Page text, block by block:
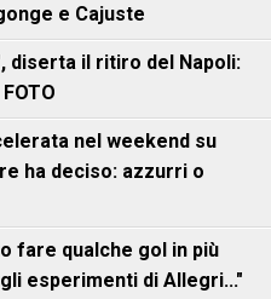
e Cajuste
diserta il ritiro del Napoli:
nel weekend su
ha deciso: azzurri o
fare qualche gol in più
esperimenti di Allegri..."